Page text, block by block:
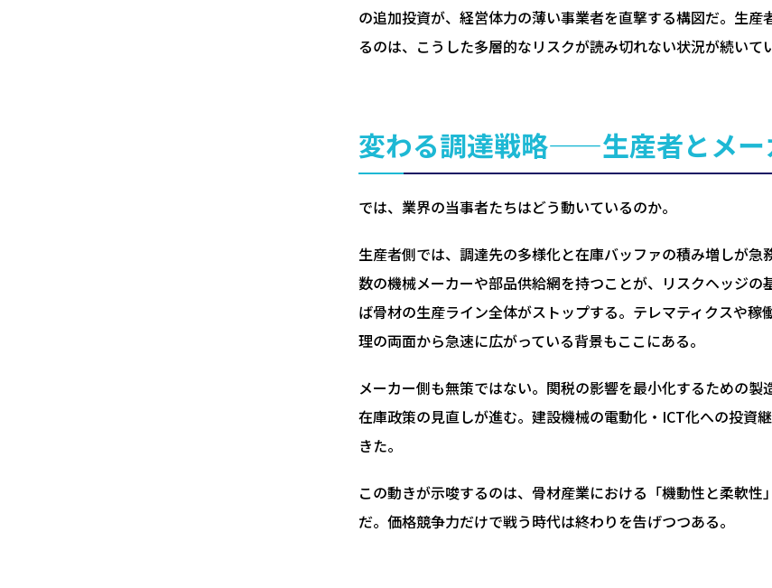
の追加投資が、経営体力の薄い事業者を直撃する構図だ。生
るのは、こうした多層的なリスクが読み切れない状況が続いて
変わる調達戦略——生産者とメー
では、業界の当事者たちはどう動いているのか。
生産者側では、調達先の多様化と在庫バッファの積み増しが
数の機械メーカーや部品供給網を持つことが、リスクヘッジ
ば骨材の生産ライン全体がストップする。テレマティクスや
理の両面から急速に広がっている背景もここにある。
メーカー側も無策ではない。関税の影響を最小化するための
在庫政策の見直しが進む。建設機械の電動化・ICT化への投資
きた。
この動きが示唆するのは、骨材産業における「機動性と柔軟
だ。価格競争力だけで戦う時代は終わりを告げつつある。